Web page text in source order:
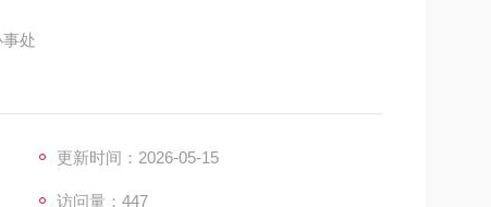
处
更新时间：2026-05-15
访问量：447